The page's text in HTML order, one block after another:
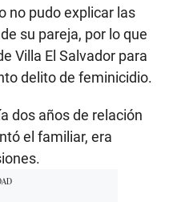
no pudo explicar las
su pareja, por lo que
Villa El Salvador para
delito de feminicidio.
dos años de relación
el familiar, era